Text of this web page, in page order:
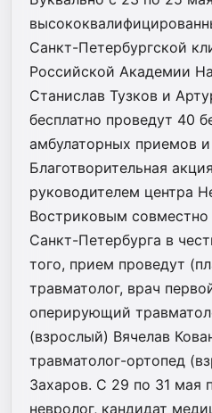
Санкт-Петербургской
Российской Академии
Станислав Тузков и
бесплатно проведут 40
амбулаторных приемов
Благотворительная
руководителем центра
Востриковым
Санкт-Петербурга в
того, прием проведут
травматолог, врач
оперирующий
(взрослый) Вячелав
травматолог-ортопед
Захаров. С 29 по 31 мая
невролог, кандидат